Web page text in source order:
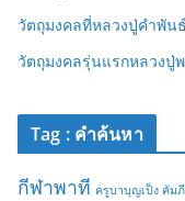
วัตถุมงคลที่หลวงปู่คำพัน
วัตถุมงคลรุ่นแรกหลวงปู่
Tag : คำค้นหา
กีฬาพาที ครูบาบุญเป็ง คัม